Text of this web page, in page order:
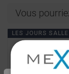
Vous
LES JOURS